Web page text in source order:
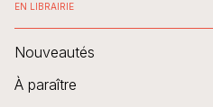
EN LIBRAIRIE
Nouveautés
À paraître